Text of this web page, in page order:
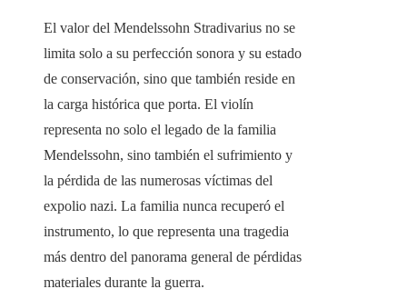
El valor del Mendelssohn Stradivarius no se
limita solo a su perfección sonora y su estado
de conservación, sino que también reside en
la carga histórica que porta. El violín
representa no solo el legado de la familia
Mendelssohn, sino también el sufrimiento y
la pérdida de las numerosas víctimas del
expolio nazi. La familia nunca recuperó el
instrumento, lo que representa una tragedia
más dentro del panorama general de pérdidas
materiales durante la guerra.